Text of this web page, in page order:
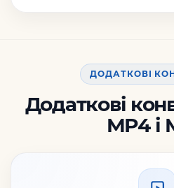
ДОДАТКОВІ
Додаткові
MP4 і